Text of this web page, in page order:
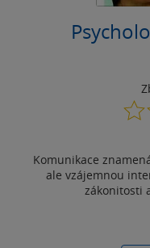
Komunikace
ale vzájemnou
zákonitosti